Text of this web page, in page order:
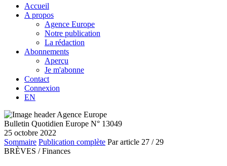
Accueil
A propos
Agence Europe
Notre publication
La rédaction
Abonnements
Aperçu
Je m'abonne
Contact
Connexion
EN
Bulletin Quotidien Europe N° 13049
25 octobre 2022
Sommaire Publication complète Par article 27 / 29
BRÈVES / Finances